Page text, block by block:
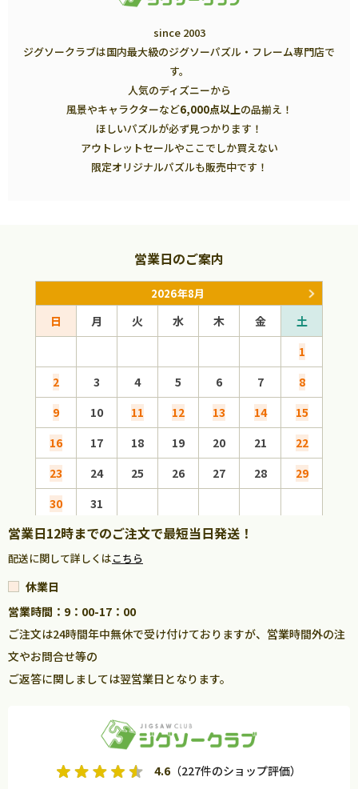
since 2003
ジグソークラブは国内最大級のジグソーパズル・フレーム専門店で
す。
人気のディズニーから
風景やキャラクターなど6,000点以上の品揃え！
ほしいパズルが必ず見つかります！
アウトレットセールやここでしか買えない
限定オリジナルパズルも販売中です！
営業日のご案内
2026年8月
日 月 火 水 木 金
土
1
2
3 4 5 6 7
8
9
10 11 12 13 14
15
16
17 18 19 20 21
22
23
24 25 26 27 28
29
30
31
営業日12時までのご注文で最短当日発送！
配送に関して詳しくはこちら
休業日
営業時間：9：00-17：00
ご注文は24時間年中無休で受け付けておりますが、営業時間外の注
文やお問合せ等の
ご返答に関しましては翌営業日となります。
4.6 （227件のショップ評価）